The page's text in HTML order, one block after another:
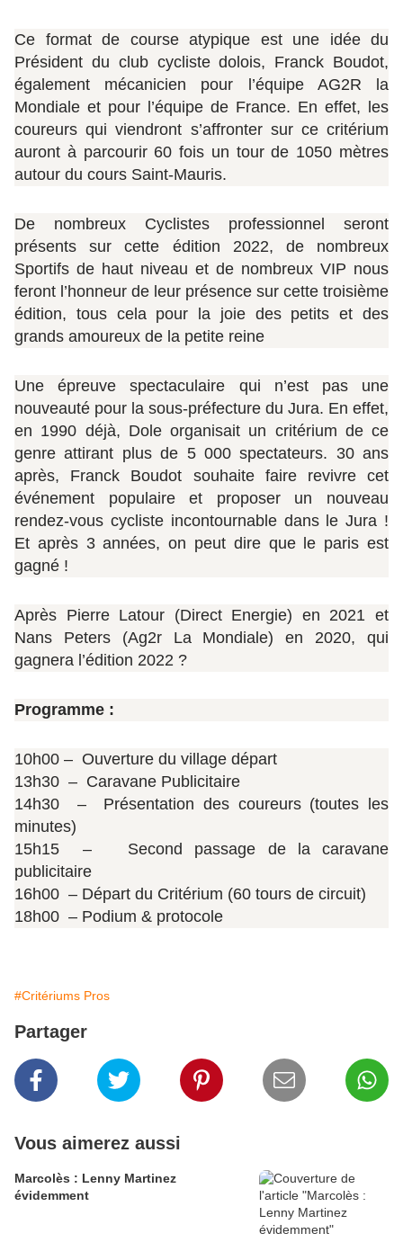
Ce format de course atypique est une idée du
Président du club cycliste dolois, Franck Boudot,
également mécanicien pour l’équipe AG2R la
Mondiale et pour l’équipe de France. En effet, les
coureurs qui viendront s’affronter sur ce critérium
auront à parcourir 60 fois un tour de 1050 mètres
autour du cours Saint-Mauris.
De nombreux Cyclistes professionnel seront
présents sur cette édition 2022, de nombreux
Sportifs de haut niveau et de nombreux VIP nous
feront l’honneur de leur présence sur cette troisième
édition, tous cela pour la joie des petits et des
grands amoureux de la petite reine
Une épreuve spectaculaire qui n’est pas une
nouveauté pour la sous-préfecture du Jura. En effet,
en 1990 déjà, Dole organisait un critérium de ce
genre attirant plus de 5 000 spectateurs. 30 ans
après, Franck Boudot souhaite faire revivre cet
événement populaire et proposer un nouveau
rendez-vous cycliste incontournable dans le Jura !
Et après 3 années, on peut dire que le paris est
gagné !
Après Pierre Latour (Direct Energie) en 2021 et
Nans Peters (Ag2r La Mondiale) en 2020, qui
gagnera l’édition 2022 ?
Programme :
10h00 – Ouverture du village départ
13h30 – Caravane Publicitaire
14h30 – Présentation des coureurs (toutes les
minutes)
15h15 – Second passage de la caravane
publicitaire
16h00 – Départ du Critérium (60 tours de circuit)
18h00 – Podium & protocole
#Critériums Pros
Partager
Vous aimerez aussi
Marcolès : Lenny Martinez
évidemment